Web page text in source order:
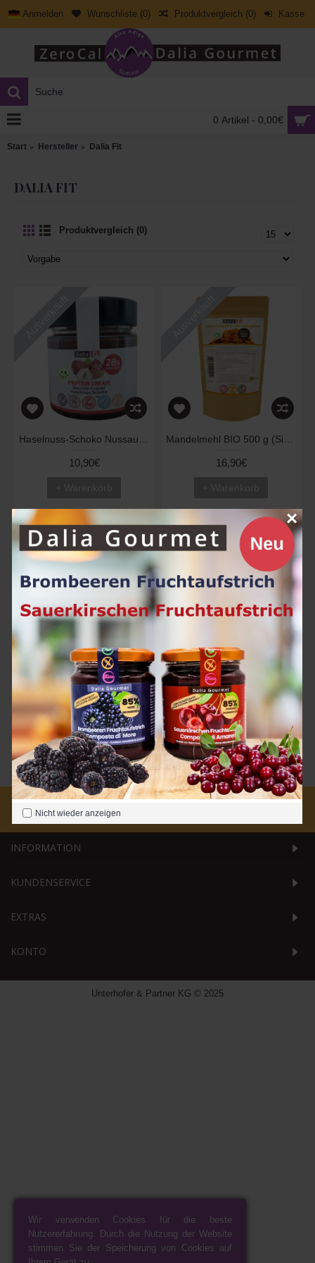
Nicht wieder anzeigen
×
Anmelden Wunschliste (0) Produktvergleich (0) Kasse
0 Artikel - 0,00€
Start Hersteller Dalia Fit
DALIA FIT
Produktvergleich (0)
Ausverkauft
10,90€
Ausverkauft
16,90€
Reisproteinpulver 500 g
15,90€
+ Warenkorb
Zeige 1 bis 3 von 3 (1 Seite(n))
INFORMATION
KUNDENSERVICE
EXTRAS
KONTO
Unterhofer & Partner KG © 2025
Wir verwenden Cookies für die beste
Nutzererfahrung. Durch die Nutzung der Website
stimmen Sie der Speicherung von Cookies auf